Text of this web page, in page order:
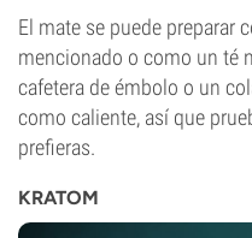
El mate se puede preparar
mencionado o como un té
cafetera de émbolo o un
como caliente, así que
prefieras.
KRATOM